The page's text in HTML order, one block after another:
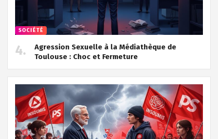
SOCIÉTÉ
Agression Sexuelle à la Médiathèque de
Toulouse : Choc et Fermeture